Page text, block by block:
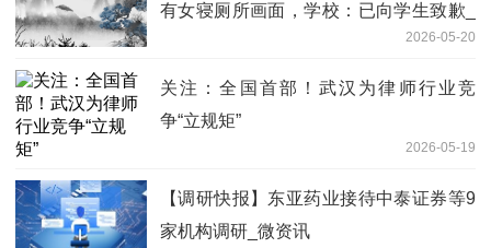
有女寝厕所画面，学校：已向学生致歉_
2026-05-20
关注：全国首部！武汉为律师行业竞
争“立规矩”
2026-05-19
【调研快报】东亚药业接待中泰证券等9
家机构调研_微资讯